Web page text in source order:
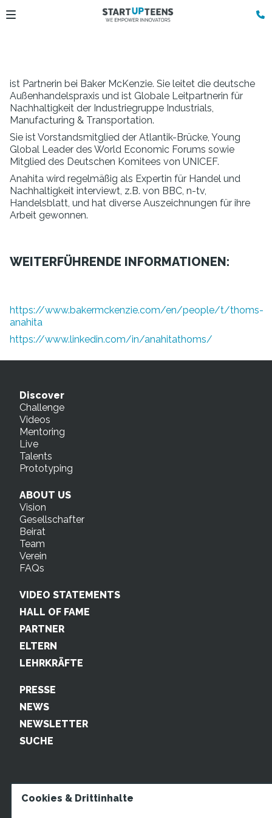
ist Partnerin bei Baker McKenzie. Sie leitet die deutsche
Außenhandelspraxis und ist Globale Leitpartnerin für
Nachhaltigkeit der Industriegruppe Industrials,
Manufacturing & Transportation.
Sie ist Vorstandsmitglied der Atlantik-Brücke, Young
Global Leader des World Economic Forums sowie
Mitglied des Deutschen Komitees von UNICEF.
Anahita wird regelmäßig als Expertin für Handel und
Nachhaltigkeit interviewt, z.B. von BBC, n-tv,
Handelsblatt, und hat diverse Auszeichnungen für ihre
Arbeit gewonnen.
WEITERFÜHRENDE INFORMATIONEN:
https://www.bakermckenzie.com/en/people/t/thoms-
anahita
https://www.linkedin.com/in/anahitathoms/
Discover
Challenge
Videos
Mentoring
Live
Talents
Prototyping
ABOUT US
Vision
Gesellschafter
Beirat
Team
Verein
FAQs
VIDEO STATEMENTS
HALL OF FAME
PARTNER
ELTERN
LEHRKRÄFTE
PRESSE
NEWS
NEWSLETTER
SUCHE
Cookies & Drittinhalte